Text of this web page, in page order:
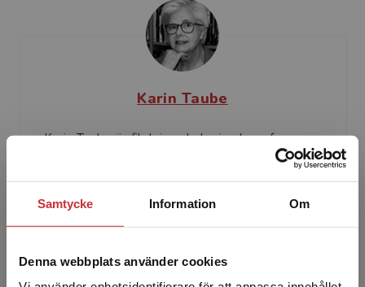
Samtycke Information Om
Denna webbplats använder cookies
Karin Taube
Karin Taube är fil.dr i psykologi och professor
projektledare för IEA Re...